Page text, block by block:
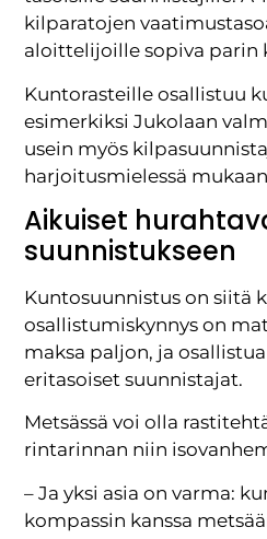
kilparatojen
aloittelijoille sopiva parin
Kuntorasteille osallistuu
esimerkiksi Jukolaan
usein myös
harjoitusmielessä
Aikuiset
suunnistukseen
Kuntosuunnistus on siitä
osallistumiskynnys on
maksa paljon, ja
eritasoiset suunnistajat.
Metsässä voi olla
rintarinnan niin
– Ja yksi asia on varma:
kompassin kanssa